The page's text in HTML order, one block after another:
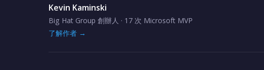
Kevin Kaminski
Big Hat Group 創辦人 · 17 次 Microsoft MVP
了解作者 →